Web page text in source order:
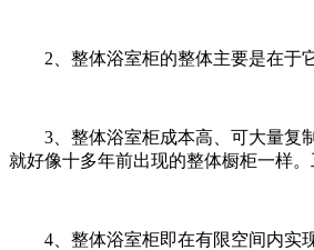
2、整体浴室柜的整体主要是在于它
3、整体浴室柜成本高、可大量复制
就好像十多年前出现的整体橱柜一样
4、整体浴室柜即在有限空间内实现